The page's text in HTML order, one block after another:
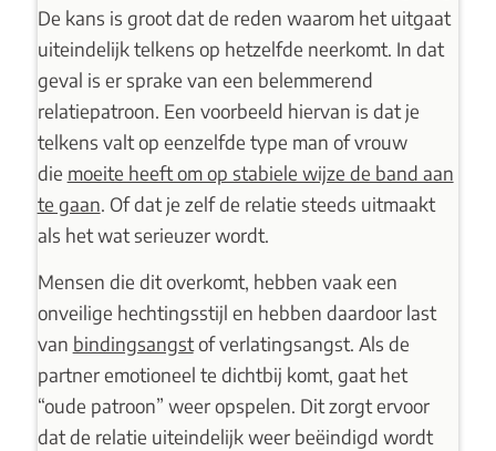
De kans is groot dat de reden waarom het uitgaat
uiteindelijk telkens op hetzelfde neerkomt. In dat
geval is er sprake van een belemmerend
relatiepatroon. Een voorbeeld hiervan is dat je
telkens valt op eenzelfde type man of vrouw
die moeite heeft om op stabiele wijze de band aan
te gaan. Of dat je zelf de relatie steeds uitmaakt
als het wat serieuzer wordt.
Mensen die dit overkomt, hebben vaak een
onveilige hechtingsstijl en hebben daardoor last
van bindingsangstofverlatingsangst. Als de
partner emotioneel te dichtbij komt, gaat het
“oude patroon” weer opspelen. Dit zorgt ervoor
dat de relatie uiteindelijk weer beëindigd wordt